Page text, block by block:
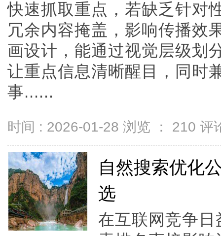
快速抓取重点，若缺乏针对
冗余内容掩盖，影响传播效
画设计，能通过视觉层级划
让重点信息清晰醒目，同时
事......
时间 : 2026-01-28 浏览 ： 210 评
自然搜索优化
选
在互联网竞争